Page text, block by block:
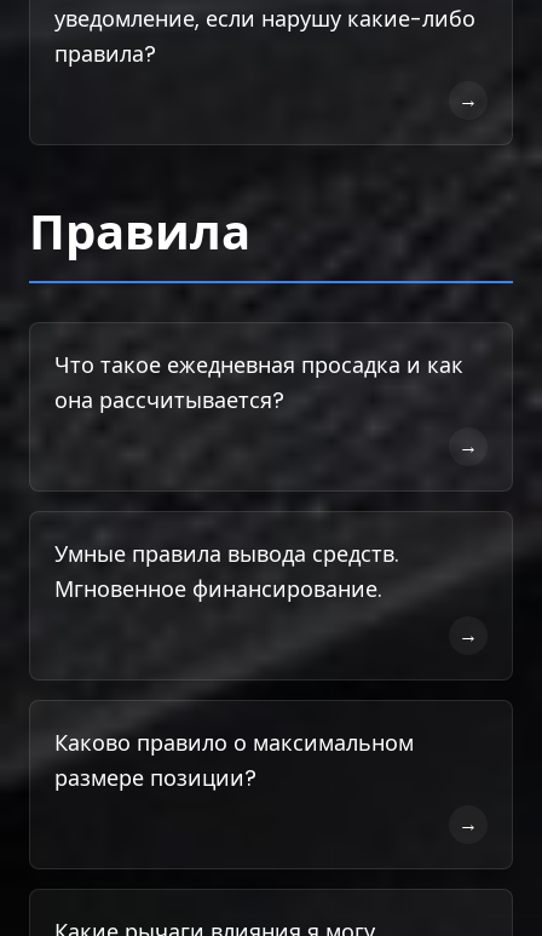
уведомление, если нарушу какие-либо
правила?
→
Правила
Что такое ежедневная просадка и как
она рассчитывается?
→
Умные правила вывода средств.
Мгновенное финансирование.
→
Каково правило о максимальном
размере позиции?
→